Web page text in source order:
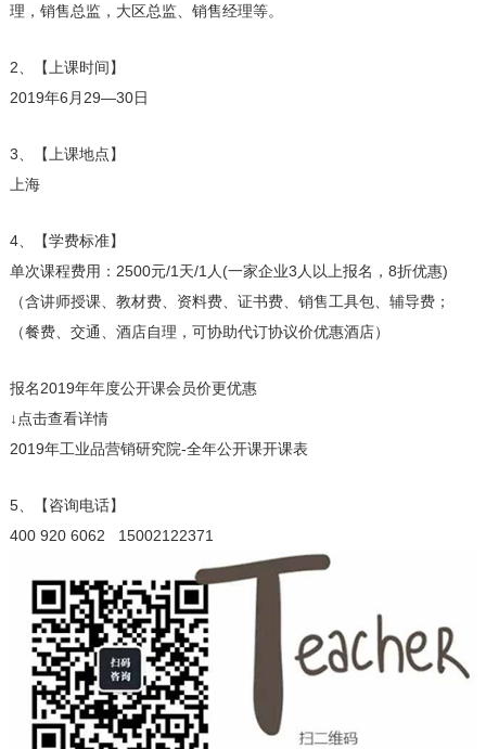
理，销售总监，大区总监、销售经理等。
2、【上课时间】
2019年6月29—30日
3、【上课地点】
上海
4、【学费标准】
单次课程费用：2500元/1天/1人(一家企业3人以上报名，8折优惠)
（含讲师授课、教材费、资料费、证书费、销售工具包、辅导费；
（餐费、交通、酒店自理，可协助代订协议价优惠酒店）
报名2019年年度公开课会员价更优惠
↓点击查看详情
2019年工业品营销研究院-全年公开课开课表
5、【咨询电话】
400 920 6062 15002122371